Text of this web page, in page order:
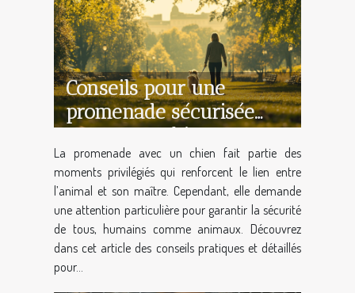
Conseils pour une
promenade sécurisée
avec votre chien
La promenade avec un chien fait partie des
moments privilégiés qui renforcent le lien entre
l’animal et son maître. Cependant, elle demande
une attention particulière pour garantir la sécurité
de tous, humains comme animaux. Découvrez
dans cet article des conseils pratiques et détaillés
pour...